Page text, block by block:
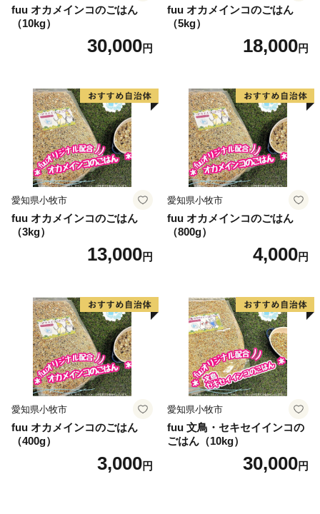
fuu オカメインコのごはん
（10kg）
30,000円
fuu オカメインコのごはん
（5kg）
18,000円
愛知県小牧市
fuu オカメインコのごはん
（3kg）
13,000円
愛知県小牧市
fuu オカメインコのごはん
（800g）
4,000円
愛知県小牧市
fuu オカメインコのごはん
（400g）
3,000円
愛知県小牧市
fuu 文鳥・セキセイインコの
ごはん（10kg）
30,000円